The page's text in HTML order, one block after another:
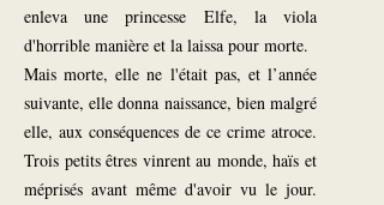
enleva une princesse Elfe, la viola
d'horrible manière et la laissa pour morte.
Mais morte, elle ne l'était pas, et l’année
suivante, elle donna naissance, bien malgré
elle, aux conséquences de ce crime atroce.
Trois petits êtres vinrent au monde, haïs et
méprisés avant même d'avoir vu le jour.